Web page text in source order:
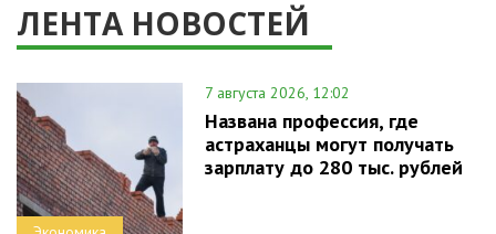
ЛЕНТА НОВОСТЕЙ
7 августа 2026, 12:02
Названа профессия, где
астраханцы могут получать
зарплату до 280 тыс. рублей